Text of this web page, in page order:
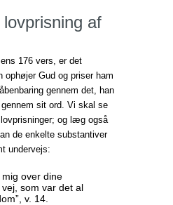
af
176 vers, er det
ophøjer Gud og priser ham
gennem det, han
sit ord. Vi skal se
og læg også
de enkelte substantiver
undervejs:
over dine
som var det al
v. 14.